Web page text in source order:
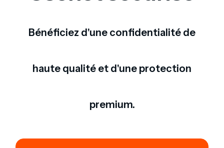
Bénéficiez d'une confidentialité de
haute qualité et d'une protection
premium.